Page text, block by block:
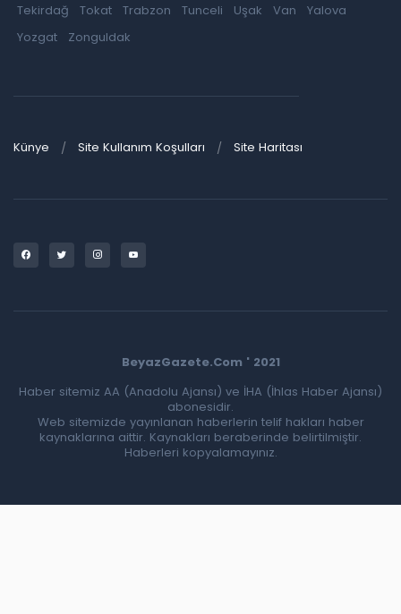
Tekirdağ
Tokat Trabzon Tunceli Uşak Van
Yalova
Yozgat
Zonguldak
Künye Site Kullanım Koşulları Site Haritası
BeyazGazete.Com ' 2021
Haber sitemiz AA (Anadolu Ajansı) ve İHA (İhlas Haber Ajansı)
abonesidir.
Web sitemizde yayınlanan haberlerin telif hakları haber
kaynaklarına aittir. Kaynakları beraberinde belirtilmiştir.
Haberleri kopyalamayınız.